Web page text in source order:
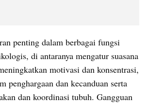
penting dalam berbagai fungsi
di antaranya mengatur suasana
motivasi dan konsentrasi,
penghargaan dan kecanduan serta
dan koordinasi tubuh. Gangguan